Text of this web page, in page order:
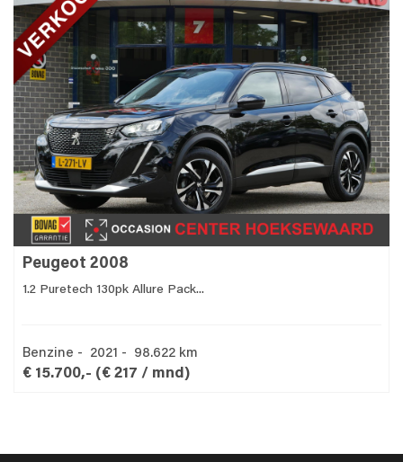
Peugeot 2008
1.2 Puretech 130pk Allure Pack...
Benzine - 2021 - 98.622 km
€ 15.700,- (€ 217 / mnd)